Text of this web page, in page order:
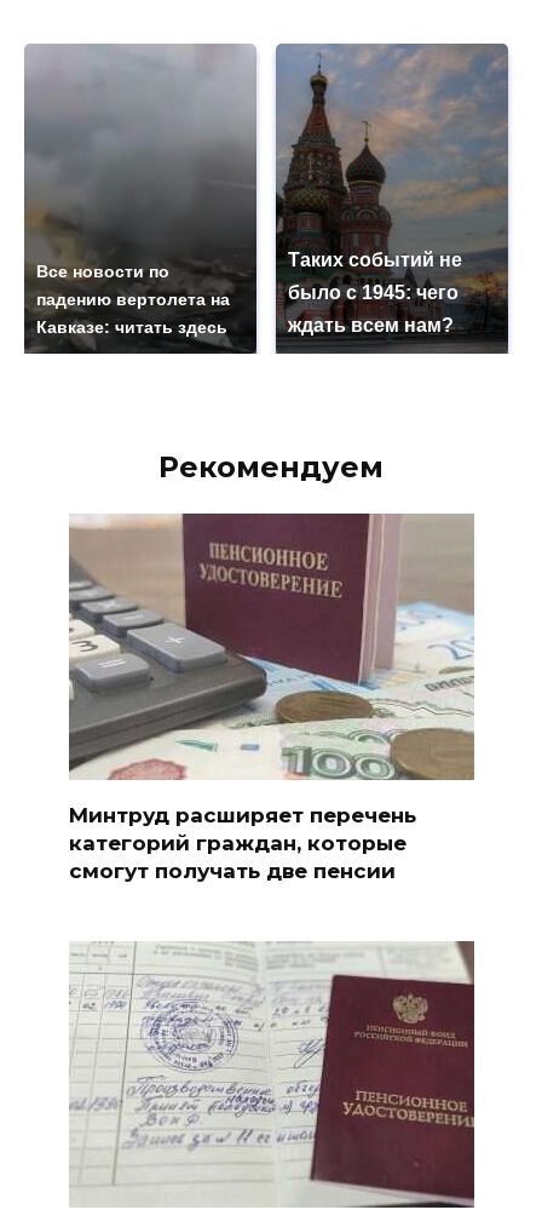
Все новости по
падению вертолета на
Кавказе: читать здесь
Таких событий не
было с 1945: чего
ждать всем нам?
Рекомендуем
Минтруд расширяет перечень
категорий граждан, которые
смогут получать две пенсии